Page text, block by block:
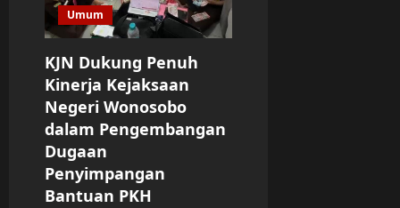
Umum
KJN Dukung Penuh
Kinerja Kejaksaan
Negeri Wonosobo
dalam Pengembangan
Dugaan
Penyimpangan
Bantuan PKH